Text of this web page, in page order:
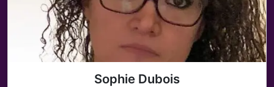
Sophie Dubois